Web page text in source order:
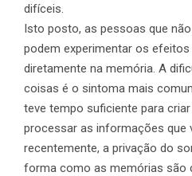
difíceis.
Isto posto, as pessoas que
podem experimentar os
diretamente na memória. A
coisas é o sintoma mais
teve tempo suficiente para
processar as informações que
recentemente, a privação do
forma como as memórias são